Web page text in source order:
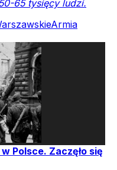
65 tysięcy ludzi.
Armia
Polsce. Zaczęło się